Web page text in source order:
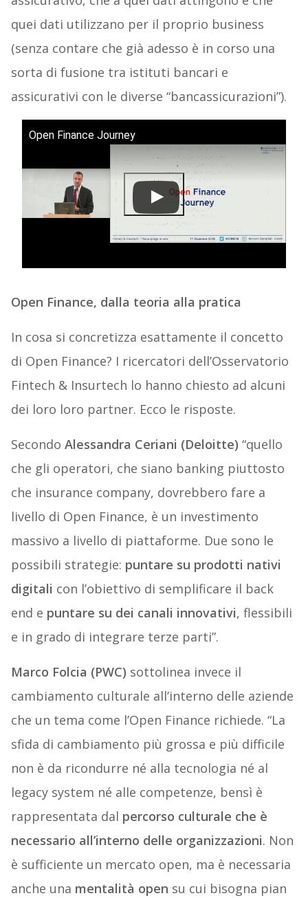
quei dati utilizzano per il proprio business
(senza contare che già adesso è in corso una
sorta di fusione tra istituti bancari e
assicurativi con le diverse “bancassicurazioni”).
Open Finance Journey
Open Finance, dalla teoria alla pratica
In cosa si concretizza esattamente il concetto
di Open Finance? I ricercatori dell’Osservatorio
Fintech & Insurtech lo hanno chiesto ad alcuni
dei loro loro partner. Ecco le risposte.
Secondo Alessandra Ceriani (Deloitte) “quello
che gli operatori, che siano banking piuttosto
che insurance company, dovrebbero fare a
livello di Open Finance, è un investimento
massivo a livello di piattaforme. Due sono le
possibili strategie: puntare su prodotti nativi
digitali con l’obiettivo di semplificare il back
end e puntare su dei canali innovativi, flessibili
e in grado di integrare terze parti”.
Marco Folcia (PWC) sottolinea invece il
cambiamento culturale all’interno delle aziende
che un tema come l’Open Finance richiede. “La
sfida di cambiamento più grossa e più difficile
non è da ricondurre né alla tecnologia né al
legacy system né alle competenze, bensì è
rappresentata dal percorso culturale che è
necessario all’interno delle organizzazioni. Non
è sufficiente un mercato open, ma è necessaria
anche una mentalità open su cui bisogna pian